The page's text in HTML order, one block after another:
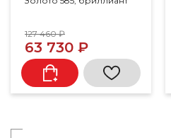
127 460 ₽
63 730 ₽